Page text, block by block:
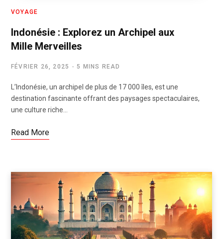
VOYAGE
Indonésie : Explorez un Archipel aux
Mille Merveilles
FÉVRIER 26, 2025 5 MINS READ
L’Indonésie, un archipel de plus de 17 000 îles, est une
destination fascinante offrant des paysages spectaculaires,
une culture riche…
Read More